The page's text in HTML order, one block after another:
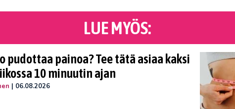
LUE MYÖS:
pudottaa painoa? Tee tätä asiaa kaksi
10 minuutin ajan
| 06.08.2026